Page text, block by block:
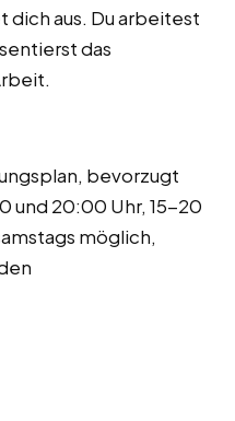
aus. Du arbeitest
das
bevorzugt
und 20:00 Uhr, 15-20
möglich,